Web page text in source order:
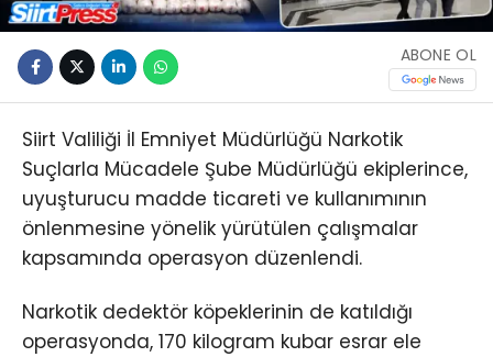
ABONE OL
Siirt Valiliği İl Emniyet Müdürlüğü Narkotik
Suçlarla Mücadele Şube Müdürlüğü ekiplerince,
uyuşturucu madde ticareti ve kullanımının
önlenmesine yönelik yürütülen çalışmalar
kapsamında operasyon düzenlendi.
Narkotik dedektör köpeklerinin de katıldığı
operasyonda, 170 kilogram kubar esrar ele